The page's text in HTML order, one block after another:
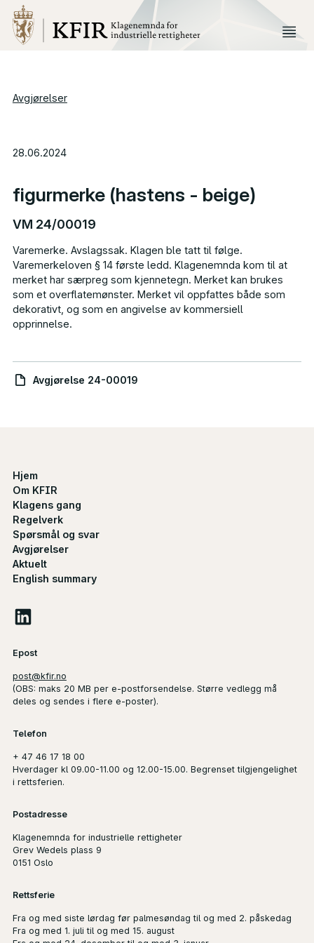
Avgjørelser
28.06.2024
figurmerke (hastens - beige)
VM 24/00019
Varemerke. Avslagssak. Klagen ble tatt til følge.
Varemerkeloven § 14 første ledd. Klagenemnda kom til at
merket har særpreg som kjennetegn. Merket kan brukes
som et overflatemønster. Merket vil oppfattes både som
dekorativt, og som en angivelse av kommersiell
opprinnelse.
Avgjørelse 24-00019
Hjem
Om KFIR
Klagens gang
Regelverk
Spørsmål og svar
Avgjørelser
Aktuelt
English summary
Epost
post@kfir.no
(OBS: maks 20 MB per e-postforsendelse. Større vedlegg må
deles og sendes i flere e-poster).
Telefon
+ 47 46 17 18 00
Hverdager kl 09.00-11.00 og 12.00-15.00. Begrenset tilgjengelighet
i rettsferien.
Postadresse
Klagenemnda for industrielle rettigheter
Grev Wedels plass 9
0151 Oslo
Rettsferie
Fra og med siste lørdag før palmesøndag til og med 2. påskedag
Fra og med 1. juli til og med 15. august